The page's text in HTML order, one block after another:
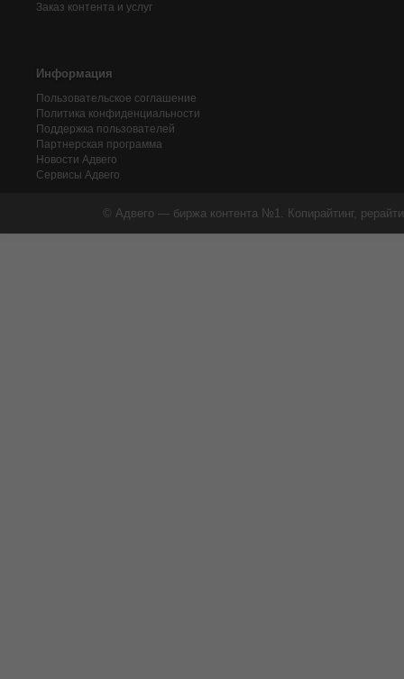
Заказ контента и услуг
Информация
Пользовательское соглашение
Политика конфиденциальности
Поддержка пользователей
Партнерская программа
Новости Адвего
Сервисы Адвего
© Адвего — биржа контента №1. Копирайтинг,